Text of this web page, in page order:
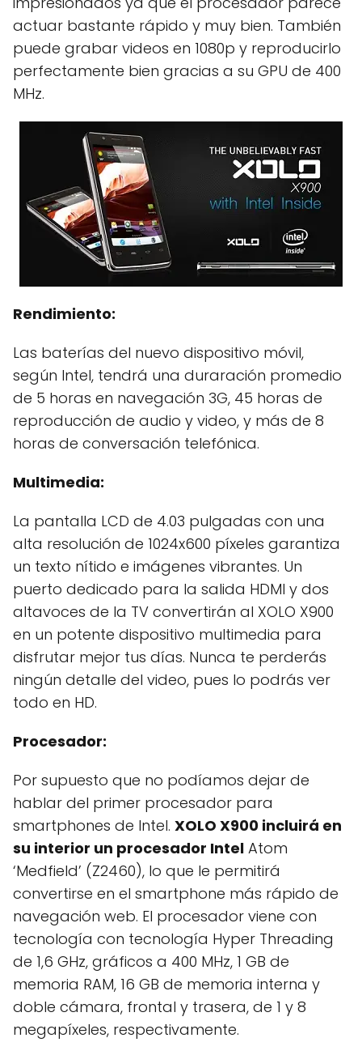
actuar bastante rápido y muy bien. También
puede grabar videos en 1080p y reproducirlo
perfectamente bien gracias a su GPU de 400
MHz.
Rendimiento:
Las baterías del nuevo dispositivo móvil,
según Intel, tendrá una duraración promedio
de 5 horas en navegación 3G, 45 horas de
reproducción de audio y video, y más de 8
horas de conversación telefónica.
Multimedia:
La pantalla LCD de 4.03 pulgadas con una
alta resolución de 1024x600 píxeles garantiza
un texto nítido e imágenes vibrantes. Un
puerto dedicado para la salida HDMI y dos
altavoces de la TV convertirán al XOLO X900
en un potente dispositivo multimedia para
disfrutar mejor tus días. Nunca te perderás
ningún detalle del video, pues lo podrás ver
todo en HD.
Procesador:
Por supuesto que no podíamos dejar de
hablar del primer procesador para
smartphones de Intel. XOLO X900 incluirá en
su interior un procesador Intel Atom
‘Medfield’ (Z2460), lo que le permitirá
convertirse en el smartphone más rápido de
navegación web. El procesador viene con
tecnología con tecnología Hyper Threading
de 1,6 GHz, gráficos a 400 MHz, 1 GB de
memoria RAM, 16 GB de memoria interna y
doble cámara, frontal y trasera, de 1 y 8
megapíxeles, respectivamente.